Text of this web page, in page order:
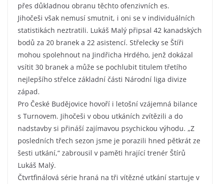
přes důkladnou obranu těchto ofenzivních es.
Jihočeši však nemusí smutnit, i oni se v individuálních
statistikách neztratili. Lukáš Malý připsal 42 kanadských
bodů za 20 branek a 22 asistencí. Střelecky se Štíři
mohou spolehnout na Jindřicha Hrdého, jenž dokázal
vsítit 30 branek a může se pochlubit titulem třetího
nejlepšího střelce základní části Národní liga divize
západ.
Pro České Budějovice hovoří i letošní vzájemná bilance
s Turnovem. Jihočeši v obou utkáních zvítězili a do
nadstavby si přináší zajímavou psychickou výhodu. „Z
posledních třech sezon jsme je porazili hned pětkrát ze
šesti utkání,“ zabrousil v paměti hrající trenér Štírů
Lukáš Malý.
Čtvrtfinálová série hraná na tři vítězné utkání startuje v